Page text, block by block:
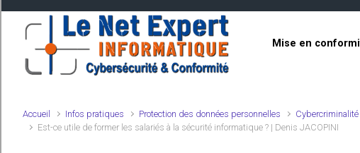
Skip to main content
Mise en
Accueil Infos pratiques Protection des données personnelles Cybercriminalité
Est-ce utile de former les salariés à la sécurité informatique ? | Denis JACOPINI